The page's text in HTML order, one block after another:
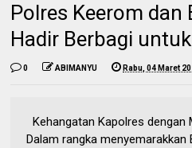
Polres Keerom dan
Hadir Berbagi
0 ABIMANYU Rabu, 04 Maret
Kehangatan Kapolres dengan
Dalam rangka menyemarakkan